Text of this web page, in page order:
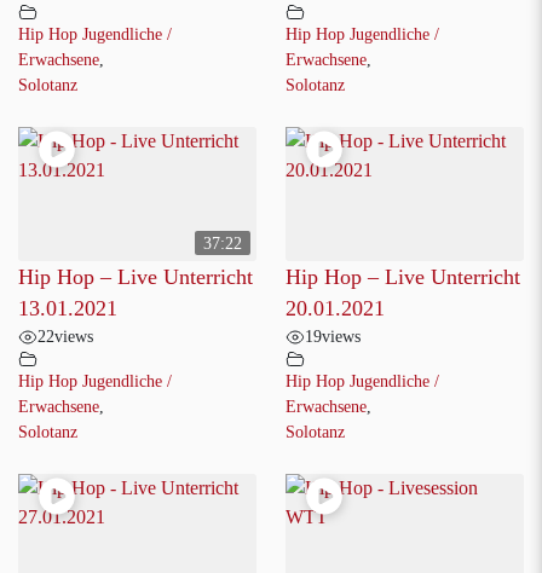
Hip Hop Jugendliche /
Erwachsene
Solotanz
Hip Hop Jugendliche /
Erwachsene
Solotanz
37:22
Hip Hop – Live Unterricht
13.01.2021
22views
Hip Hop Jugendliche /
Erwachsene
Solotanz
Hip Hop – Live Unterricht
20.01.2021
19views
Hip Hop Jugendliche /
Erwachsene
Solotanz